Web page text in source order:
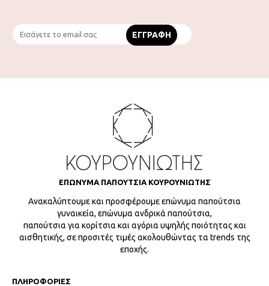
ΕΠΩΝΥΜΑ ΠΑΠΟΥΤΣΙΑ ΚΟΥΡΟΥΝΙΩΤΗΣ
Ανακαλύπτουμε και προσφέρουμε επώνυμα παπούτσια
γυναικεία, επώνυμα ανδρικά παπούτσια,
παπούτσια για κορίτσια και αγόρια υψηλής ποιότητας και
αισθητικής, σε προσιτές τιμές ακολουθώντας τα trends της
εποχής.
ΠΛΗΡΟΦΟΡΙΕΣ